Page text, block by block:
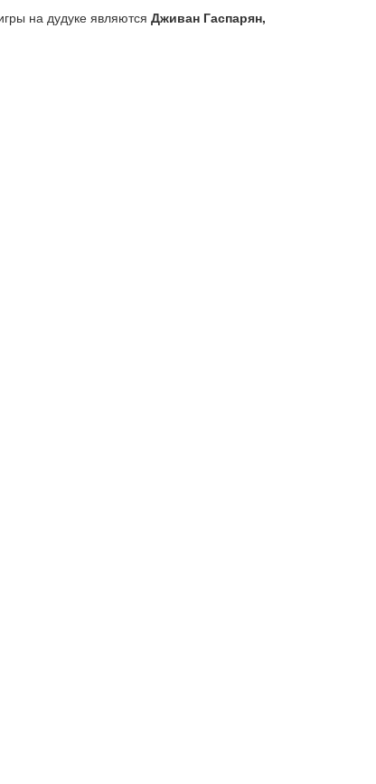
на дудуке являются Дживан Гаспарян,